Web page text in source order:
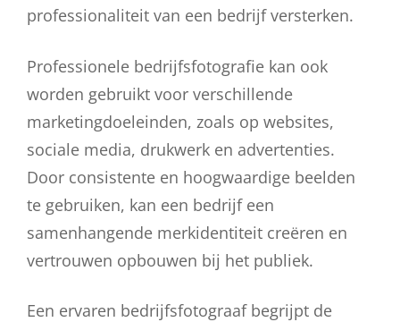
professionaliteit van een bedrijf versterken.
Professionele bedrijfsfotografie kan ook
worden gebruikt voor verschillende
marketingdoeleinden, zoals op websites,
sociale media, drukwerk en advertenties.
Door consistente en hoogwaardige beelden
te gebruiken, kan een bedrijf een
samenhangende merkidentiteit creëren en
vertrouwen opbouwen bij het publiek.
Een ervaren bedrijfsfotograaf begrijpt de